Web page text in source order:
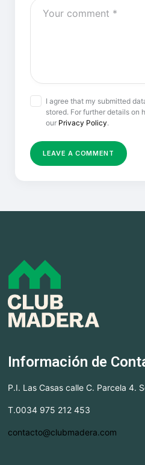
I agree that my submitted
stored. For further details on
our Privacy Policy.
Información de
P.I. Las Casas calle C. Parcela 4.
T.0034 975 212 453
contacto@clubmadera.com